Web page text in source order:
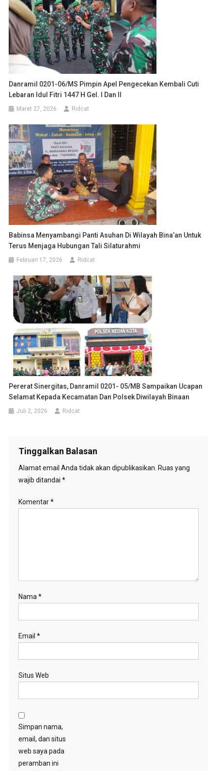
Danramil 0201-06/MS Pimpin Apel Pengecekan Kembali Cuti
Lebaran Idul Fitri 1447 H Gel. I Dan II
Maret 27, 2026 Ridcat
Babinsa Menyambangi Panti Asuhan Di Wilayah Bina’an Untuk
Terus Menjaga Hubungan Tali Silaturahmi
Februari 17, 2026 Ridcat
Pererat Sinergitas, Danramil 0201- 05/MB Sampaikan Ucapan
Selamat Kepada Kecamatan Dan Polsek Diwilayah Binaan
Juli 2, 2026 Ridcat
Tinggalkan Balasan
Alamat email Anda tidak akan dipublikasikan. Ruas yang
wajib ditandai *
Komentar*
Nama*
Email *
Situs Web
Simpan nama,
email, dan situs
web saya pada
peramban ini